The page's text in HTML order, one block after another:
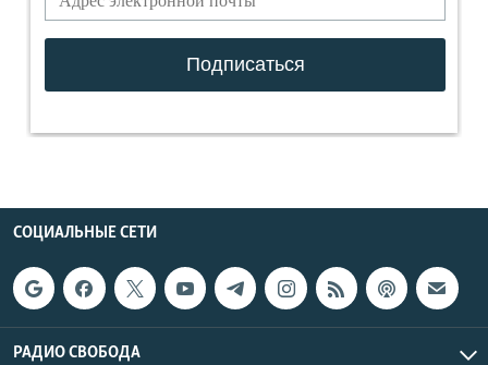
СОЦИАЛЬНЫЕ СЕТИ
РАДИО СВОБОДА